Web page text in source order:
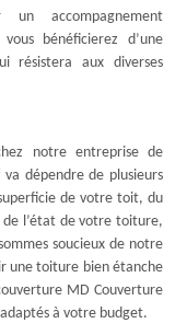
un accompagnement
bénéficierez d’une
résistera aux diverses
notre entreprise de
dépendre de plusieurs
de votre toit, du
l’état de votre toiture,
soucieux de notre
une toiture bien étanche
MD Couverture
à votre budget.